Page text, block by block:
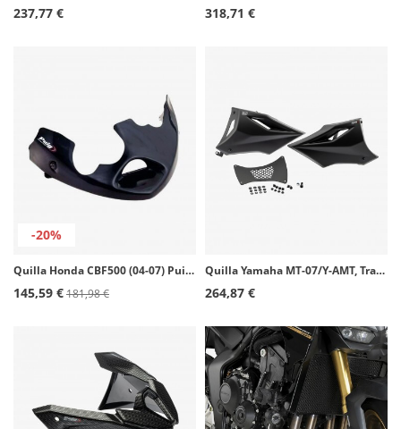
237,77 € 318,71 €
-20%
Quilla Honda CBF500 (04-07) Puig Negro 4000N
145,59 €181,98 €
Quilla Yamaha MT-07/Y-AMT, Tracer 7/GT (25-26) Puig Negro Mate 22415J
264,87 €